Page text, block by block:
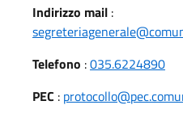
Indirizzo mail :
Telefono :035.6224890
PEC :